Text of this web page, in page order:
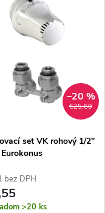
€25,69
–20 %
set VK rohový 1/2"
bez DPH
>20 ks